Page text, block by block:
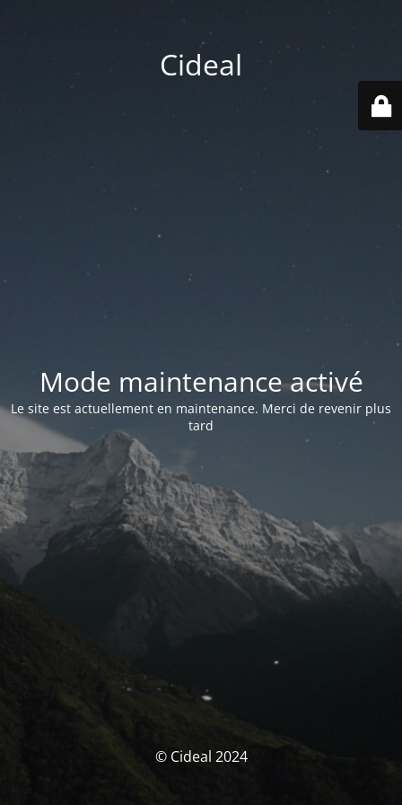
Cideal
Mode maintenance activé
Le site est actuellement en maintenance. Merci de revenir plus
tard
© Cideal 2024